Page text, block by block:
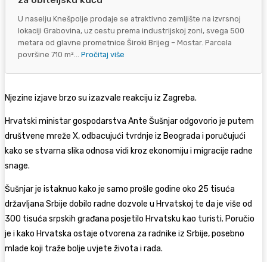
U naselju Knešpolje prodaje se atraktivno zemljište na izvrsnoj
lokaciji Grabovina, uz cestu prema industrijskoj zoni, svega 500
metara od glavne prometnice Široki Brijeg – Mostar. Parcela
površine 710 m²... Pročitaj više
Njezine izjave brzo su izazvale reakciju iz Zagreba.
Hrvatski ministar gospodarstva Ante Šušnjarodgovorio je putem
društvene mreže X, odbacujući tvrdnje iz Beograda i poručujući
kako se stvarna slika odnosa vidi kroz ekonomiju i migracije radne
snage.
Šušnjar je istaknuo kako je samo prošle godine oko 25 tisuća
državljana Srbije dobilo radne dozvole u Hrvatskoj te da je više od
300 tisuća srpskih građana posjetilo Hrvatsku kao turisti. Poručio
je i kako Hrvatska ostaje otvorena za radnike iz Srbije, posebno
mlade koji traže bolje uvjete života i rada.